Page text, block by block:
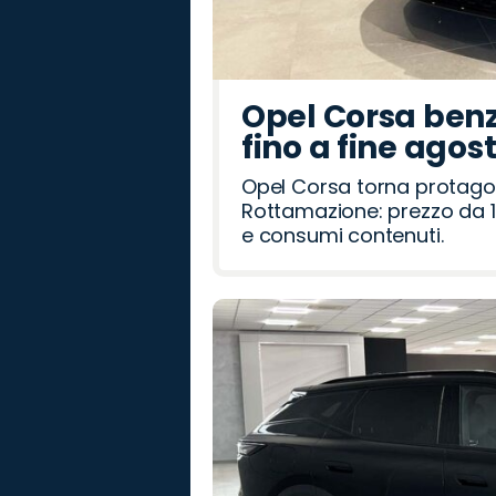
Opel Corsa
fino a fine
Opel Corsa torna
Rottamazione: prezzo da
e consumi contenuti.